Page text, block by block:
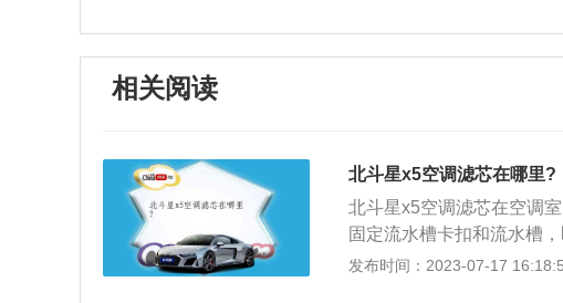
相关阅读
北斗星x5空调滤芯在哪里?
北斗星x5空调滤芯在空调
固定流水槽卡扣和流水槽
中，水份、煤烟、臭氧、
发布时间：2023-07-17